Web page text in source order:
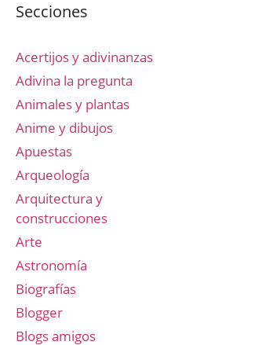
Secciones
Acertijos y adivinanzas
Adivina la pregunta
Animales y plantas
Anime y dibujos
Apuestas
Arqueología
Arquitectura y
construcciones
Arte
Astronomía
Biografías
Blogger
Blogs amigos